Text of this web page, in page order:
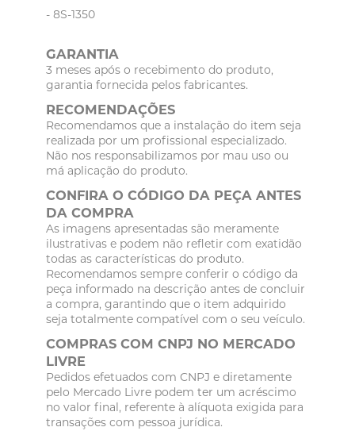
- 8S-1350
GARANTIA
3 meses após o recebimento do produto,
garantia fornecida pelos fabricantes.
RECOMENDAÇÕES
Recomendamos que a instalação do item seja
realizada por um profissional especializado.
Não nos responsabilizamos por mau uso ou
má aplicação do produto.
CONFIRA O CÓDIGO DA PEÇA ANTES
DA COMPRA
As imagens apresentadas são meramente
ilustrativas e podem não refletir com exatidão
todas as características do produto.
Recomendamos sempre conferir o código da
peça informado na descrição antes de concluir
a compra, garantindo que o item adquirido
seja totalmente compatível com o seu veículo.
COMPRAS COM CNPJ NO MERCADO
LIVRE
Pedidos efetuados com CNPJ e diretamente
pelo Mercado Livre podem ter um acréscimo
no valor final, referente à alíquota exigida para
transações com pessoa jurídica.